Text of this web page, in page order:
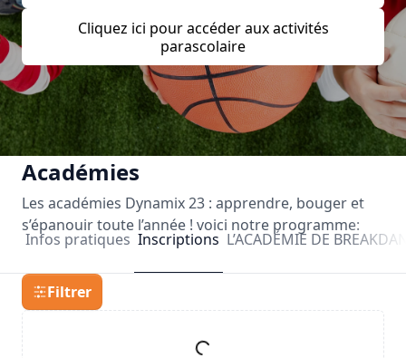
Cliquez ici pour accéder aux activités
parascolaire
Académies
Les académies Dynamix 23 : apprendre, bouger et
s’épanouir toute l’année ! voici notre programme:
Infos pratiques Inscriptions L’ACADÉMIE DE
Filtrer